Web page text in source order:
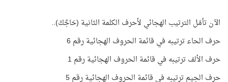
الآن تأمّل الترتيب الهجائي لأحرف الكلمة الثانية (حَاجَّكَ)..
حرف الحاء ترتيبه في قائمة الحروف الهجائية رقم 6
حرف الألف ترتيبه في قائمة الحروف الهجائية رقم 1
حرف الجيم ترتيبه في قائمة الحروف الهجائية رقم 5